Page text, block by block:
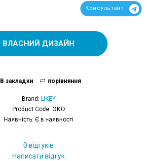
Консультант
ВЛАСНИЙ ДИЗАЙН
В закладки порівняння
Brand: LIKEY
Product Code: ЭКО
Наявність: Є в наявності
0 відгуків
Написати відгук